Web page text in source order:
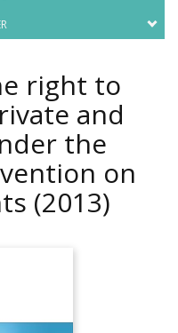
right to
and
the
on
(2013)